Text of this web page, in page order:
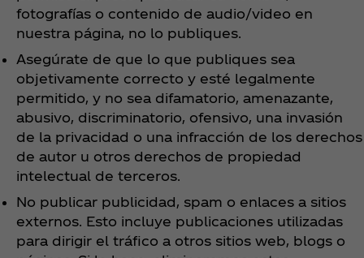
fotografías o contenido de audio/video en
nuestra página, no lo publiques.
Asegúrate de que lo que publiques sea
objetivamente correcto y esté legalmente
permitido, y no sea difamatorio, amenazante,
abusivo, discriminatorio, ofensivo, una invasión
de la privacidad o una infracción de los derechos
de autor u otros derechos de propiedad
intelectual de terceros.
No publicar publicidad, spam o enlaces a sitios
externos. Esto incluye publicaciones utilizadas
para dirigir el tráfico a otros sitios web, blogs o